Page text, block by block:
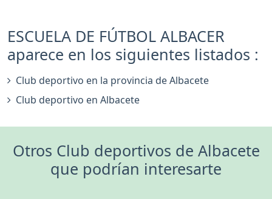
ESCUELA DE FÚTBOL ALBACER
aparece en los siguientes listados :
Club deportivo en la provincia de Albacete
Club deportivo en Albacete
Otros Club deportivos de Albacete
que podrían interesarte